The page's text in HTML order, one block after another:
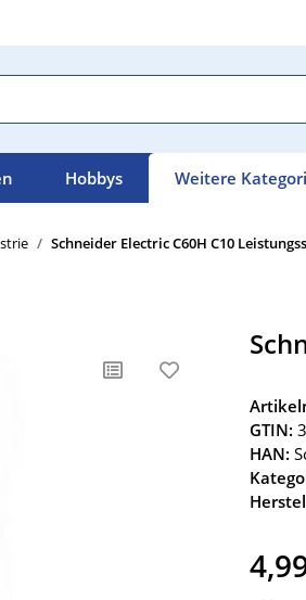
Hobbys Weitere
Schneider Electric C60H C10
GTIN:
HAN: